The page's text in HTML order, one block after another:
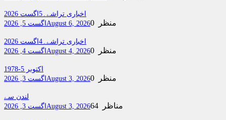
اخباری تراشے۔5اگست 2026
اگست 5, 2026 August 6, 2026 0 منظر
اخباری تراشے۔4اگست 2026
اگست 4, 2026 August 4, 2026 0 منظر
اکتوبر 5-1978
اگست 3, 2026 August 3, 2026 0 منظر
لندن سے
اگست 3, 2026 August 3, 2026 64 مناظر